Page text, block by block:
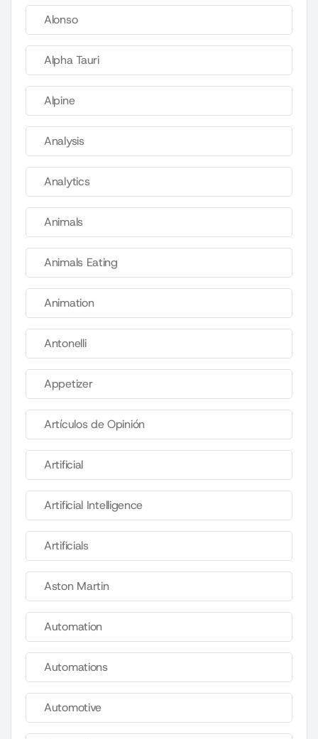
Alonso
Alpha Tauri
Alpine
Analysis
Analytics
Animals
Animals Eating
Animation
Antonelli
Appetizer
Artículos de Opinión
Artificial
Artificial Intelligence
Artificials
Aston Martin
Automation
Automations
Automotive